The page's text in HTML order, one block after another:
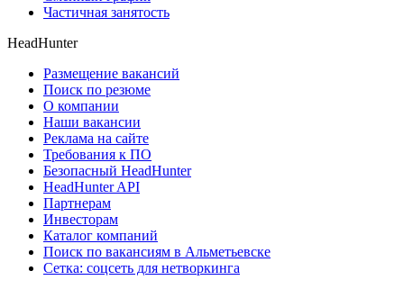
Частичная занятость
HeadHunter
Размещение вакансий
Поиск по резюме
О компании
Наши вакансии
Реклама на сайте
Требования к ПО
Безопасный HeadHunter
HeadHunter API
Партнерам
Инвесторам
Каталог компаний
Поиск по вакансиям в Альметьевске
Сетка: соцсеть для нетворкинга